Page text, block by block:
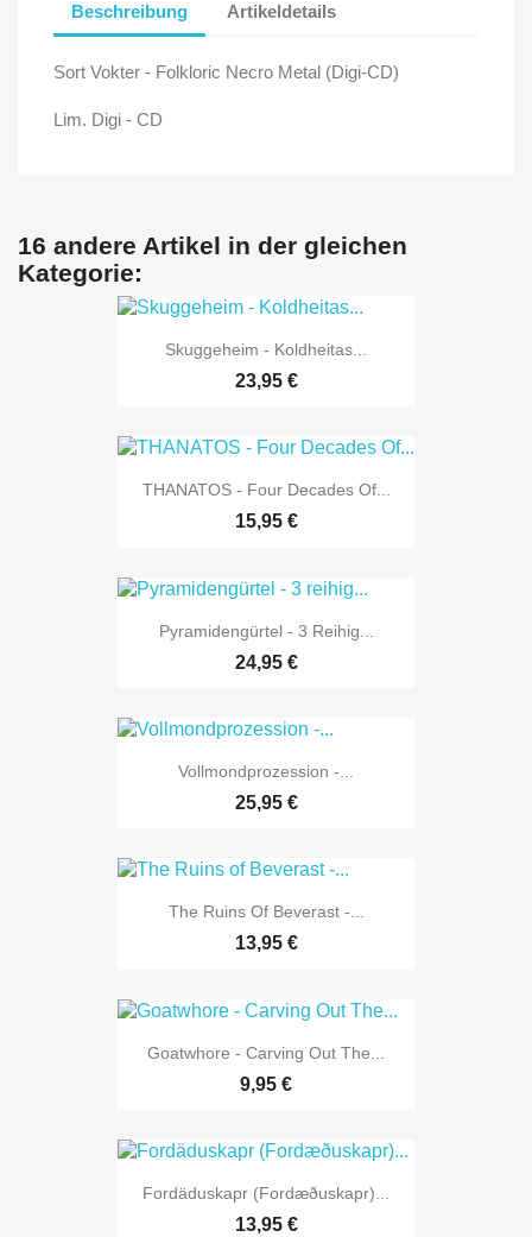
Beschreibung Artikeldetails
Sort Vokter - Folkloric Necro Metal (Digi-CD)
Lim. Digi - CD
16 andere Artikel in der gleichen
Kategorie:
Skuggeheim - Koldheitas...
23,95 €
THANATOS - Four Decades Of...
15,95 €
Pyramidengürtel - 3 Reihig...
24,95 €
Vollmondprozession -...
25,95 €
The Ruins Of Beverast -...
13,95 €
Goatwhore - Carving Out The...
9,95 €
Fordäduskapr (Fordæðuskapr)...
13,95 €